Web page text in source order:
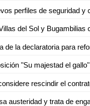
"Su majestad el gallo"